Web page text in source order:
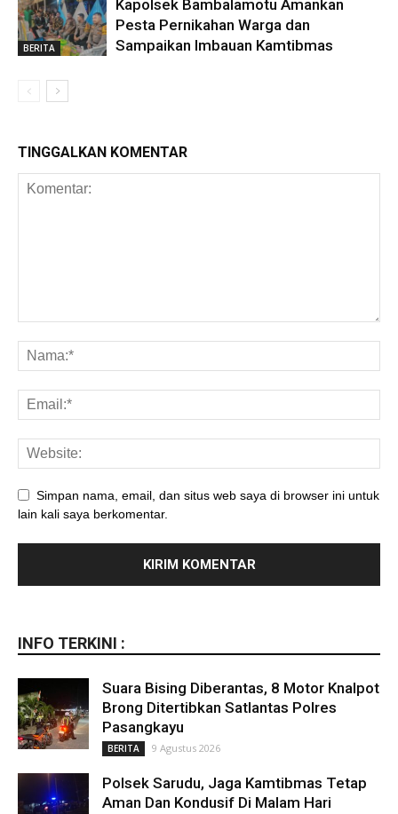
BERITA
Kapolsek Bambalamotu Amankan
Pesta Pernikahan Warga dan
Sampaikan Imbauan Kamtibmas
TINGGALKAN KOMENTAR
Simpan nama, email, dan situs web saya di browser ini untuk
lain kali saya berkomentar.
INFO TERKINI :
Suara Bising Diberantas, 8 Motor Knalpot
Brong Ditertibkan Satlantas Polres
Pasangkayu
BERITA 9 Agustus 2026
Polsek Sarudu, Jaga Kamtibmas Tetap
Aman Dan Kondusif Di Malam Hari